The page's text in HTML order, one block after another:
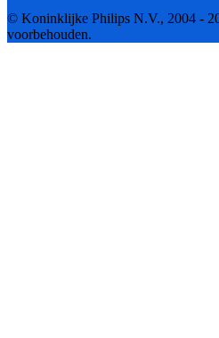
© Koninklijke Philips N.V., 2004 -
voorbehouden.